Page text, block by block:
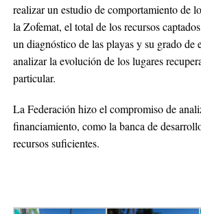
realizar un estudio de comportamiento de
la Zofemat, el total de los recursos
un diagnóstico de las playas y su grado de
analizar la evolución de los lugares
particular.
La Federación hizo el compromiso de
financiamiento, como la banca de
recursos suficientes.